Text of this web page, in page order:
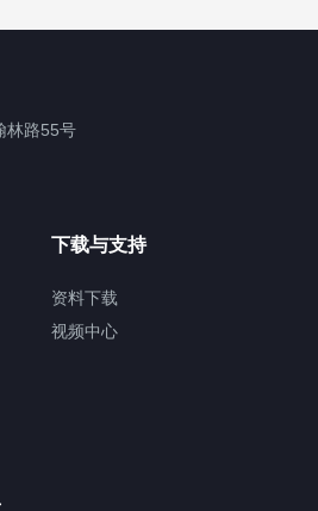
林路55号
下载与支持
资料下载
视频中心